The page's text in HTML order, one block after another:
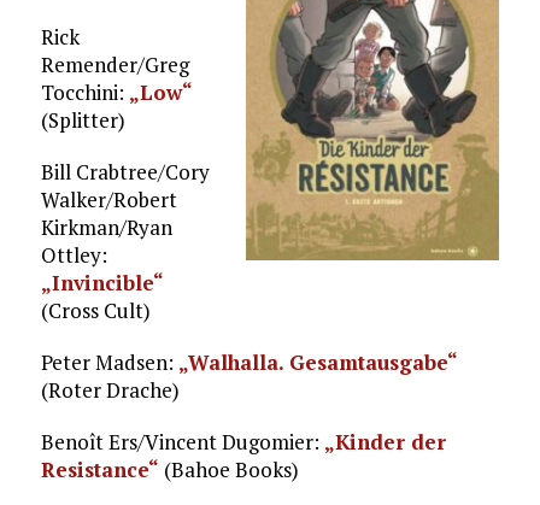
Rick
Remender/Greg
Tocchini: „Low“
(Splitter)
Bill Crabtree/Cory
Walker/Robert
Kirkman/Ryan
Ottley:
„Invincible“
(Cross Cult)
Peter Madsen: „Walhalla. Gesamtausgabe“
(Roter Drache)
Benoît Ers/Vincent Dugomier: „Kinder der
Resistance“ (Bahoe Books)